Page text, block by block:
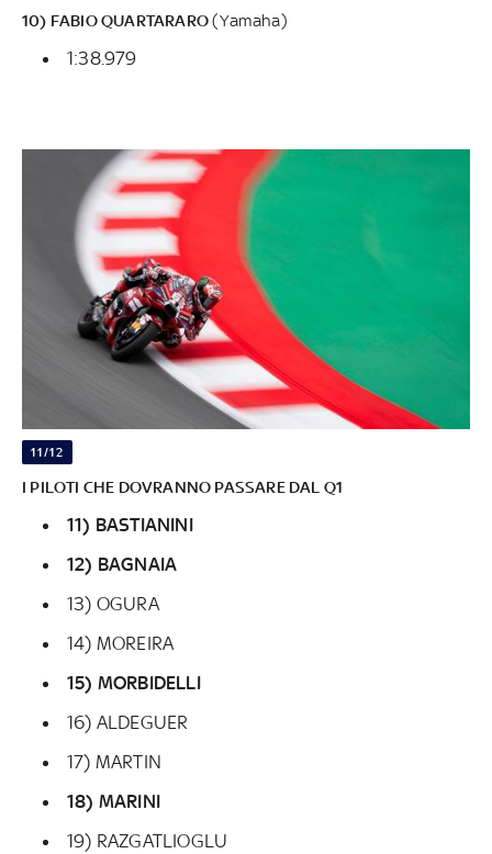
10) FABIO QUARTARARO(Yamaha)
1:38.979
11/12
I PILOTI CHE DOVRANNO PASSARE DAL Q1
11) BASTIANINI
12) BAGNAIA
13) OGURA
14) MOREIRA
15) MORBIDELLI
16) ALDEGUER
17) MARTIN
18) MARINI
19) RAZGATLIOGLU